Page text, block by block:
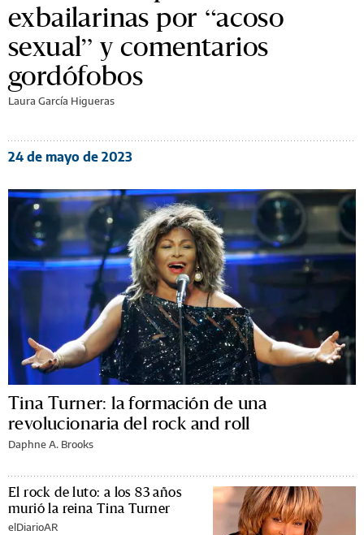
exbailarinas por “acoso
sexual” y comentarios
gordófobos
Laura García Higueras
24 de mayo de 2023
Tina Turner: la formación de una
revolucionaria del rock and roll
Daphne A. Brooks
El rock de luto: a los 83 años
murió la reina Tina Turner
elDiarioAR